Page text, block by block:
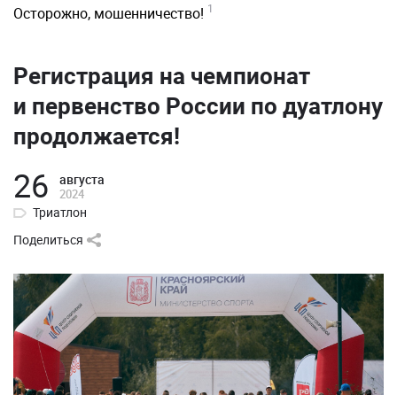
Осторожно, мошенничество! 1
Регистрация на чемпионат
и первенство России по дуатлону
продолжается!
26 августа
2024
Триатлон
Поделиться